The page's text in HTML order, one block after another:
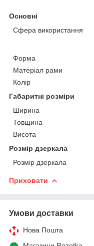
Основні
Сфера використання
Форма
Матеріал рами
Колір
Габаритні розміри
Ширина
Товщина
Висота
Розмір дзеркала
Розмір дзеркала
Приховати
Умови доставки
Нова Пошта